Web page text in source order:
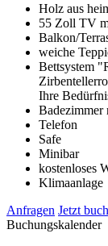
Holz aus
55 Zoll TV
Balkon/
weiche
Bettsystem
Ihre
Badezimmer
Telefon
Safe
Minibar
kostenloses
Klimaanlage
Anfragen Jetzt
Buchungskalender